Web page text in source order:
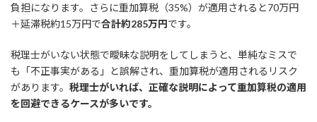
負担になります。さらに重加算税（35%）が適用されると70万円
＋延滞税約15万円で合計約285万円です。
税理士がいない状態で曖昧な説明をしてしまうと、単純なミスで
も「不正事実がある」と誤解され、重加算税が適用されるリスク
があります。 税理士がいれば、正確な説明によって重加算税の適用
を回避できるケースが多いです。